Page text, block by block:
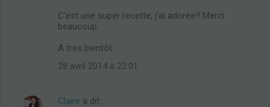
C'est une super recette, j'ai adorée!! Merci
beaucoup.
A très bientôt
28 avril 2014 à 22:01
Claire a dit…